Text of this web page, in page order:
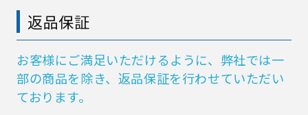
返品保証
お客様にご満足いただけるように、弊社では一
部の商品を除き、返品保証を行わせていただい
ております。